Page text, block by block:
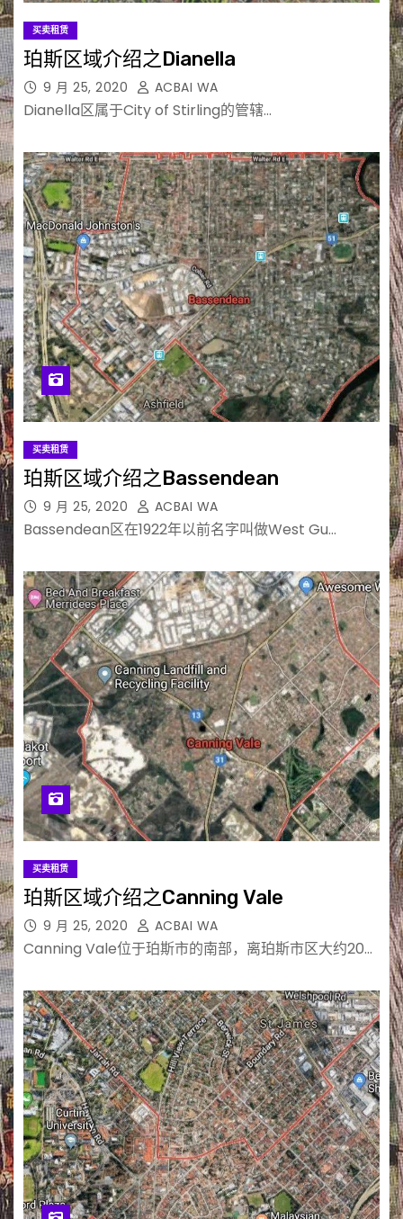
买卖租赁
珀斯区域介绍之Dianella
9 月 25, 2020 ACBAI WA
Dianella区属于City of Stirling的管辖…
买卖租赁
珀斯区域介绍之Bassendean
9 月 25, 2020 ACBAI WA
Bassendean区在1922年以前名字叫做West Gu…
买卖租赁
珀斯区域介绍之Canning Vale
9 月 25, 2020 ACBAI WA
Canning Vale位于珀斯市的南部，离珀斯市区大约20…